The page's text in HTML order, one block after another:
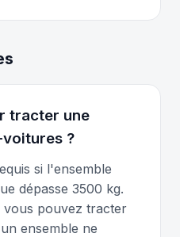
tracter une
?
si l'ensemble
dépasse 3500 kg.
vous pouvez tracter
ensemble ne